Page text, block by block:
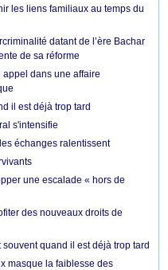
les liens familiaux au temps du
datant de l’ère Bachar
de sa réforme
dans une affaire
il est déjà trop tard
s'intensifie
échanges ralentissent
une escalade « hors de
des nouveaux droits de
quand il est déjà trop tard
masque la faiblesse des